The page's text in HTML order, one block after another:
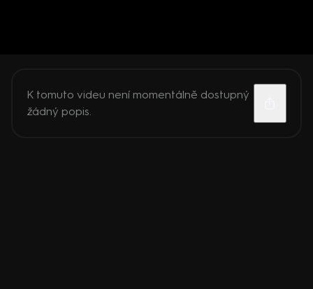
K tomuto videu není momentálně dostupný
žádný popis.